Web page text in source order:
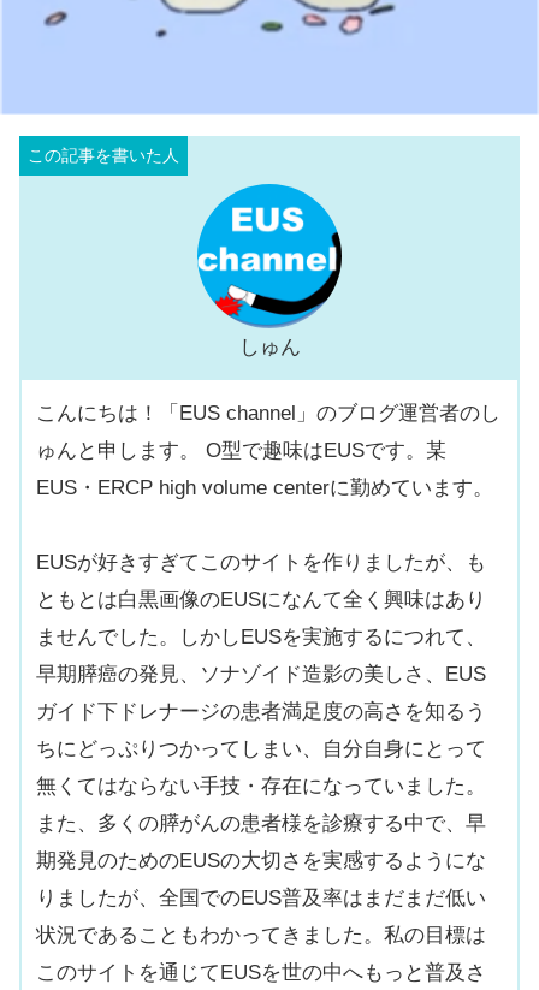
しゅん
こんにちは！「EUS channel」のブログ運営者のし
ゅんと申します。 O型で趣味はEUSです。某
EUS・ERCP high volume centerに勤めています。
EUSが好きすぎてこのサイトを作りましたが、も
ともとは白黒画像のEUSになんて全く興味はあり
ませんでした。しかしEUSを実施するにつれて、
早期膵癌の発見、ソナゾイド造影の美しさ、EUS
ガイド下ドレナージの患者満足度の高さを知るう
ちにどっぷりつかってしまい、自分自身にとって
無くてはならない手技・存在になっていました。
また、多くの膵がんの患者様を診療する中で、早
期発見のためのEUSの大切さを実感するようにな
りましたが、全国でのEUS普及率はまだまだ低い
状況であることもわかってきました。私の目標は
このサイトを通じてEUSを世の中へもっと普及さ